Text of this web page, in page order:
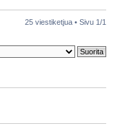
25 viestiketjua • Sivu 1/1